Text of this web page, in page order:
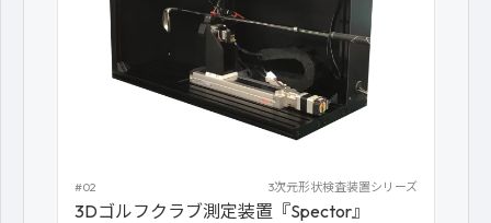
#02 3次元形状検査装置シリーズ
3Dゴルフクラブ測定装置『Spector』